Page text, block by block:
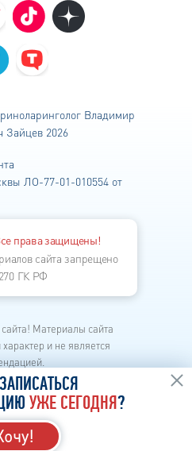
Владимир
Зайцев 2026
ЛО-77-01-010554 от
права защищены!
сайта запрещено
ГК РФ
Материалы сайта
и не является
свои показания и
необходима личная
в клинике.
УЖЕ СЕГОДНЯ?